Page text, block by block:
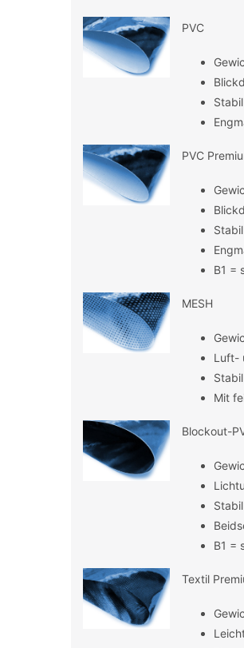
PVC
PVC
B1 =
MESH
Luft-
Mit
Blockout-
B1 =
Textil